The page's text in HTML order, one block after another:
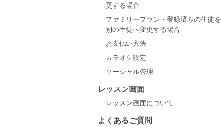
更する場合
ファミリープラン・登録済みの生徒を
別の生徒へ変更する場合
お支払い方法
カラオケ設定
ソーシャル管理
レッスン画面
レッスン画面について
よくあるご質問